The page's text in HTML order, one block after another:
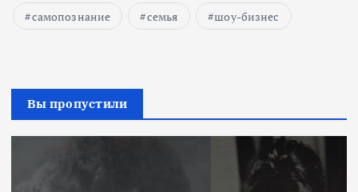
самопознание
семья шоу-бизнес
Вы пропустили